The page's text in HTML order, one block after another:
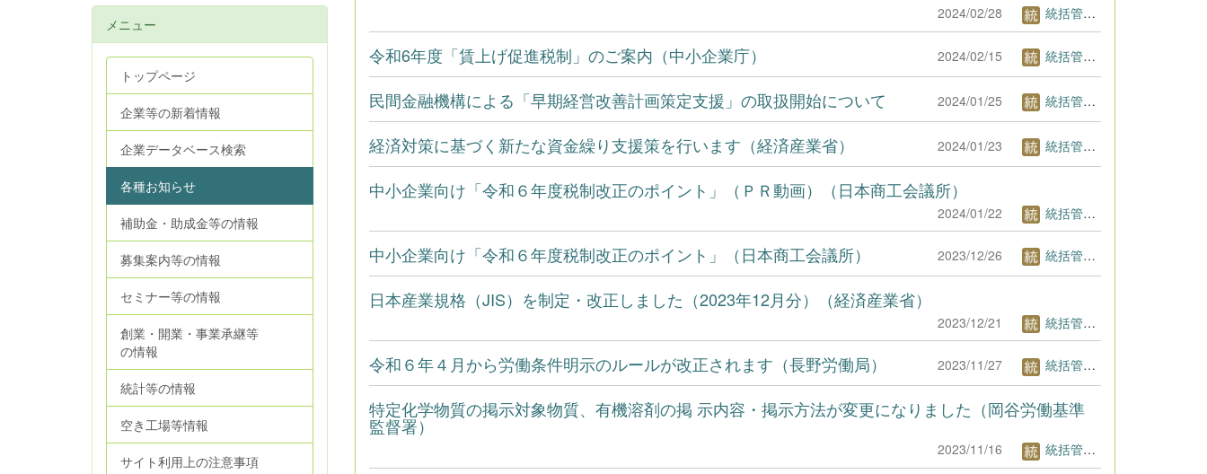
2024/02/28 統括管理者1
令和6年度「賃上げ促進税制」のご案内（中小企業庁） 2024/02/15 統括管理者1
民間金融機構による「早期経営改善計画策定支援」の取扱開始について 2024/01/25 統括管理者1
経済対策に基づく新たな資金繰り支援策を行います（経済産業省） 2024/01/23 統括管理者1
中小企業向け「令和６年度税制改正のポイント」（ＰＲ動画）（日本商工会議所）
2024/01/22 統括管理者1
中小企業向け「令和６年度税制改正のポイント」（日本商工会議所） 2023/12/26 統括管理者1
日本産業規格（JIS）を制定・改正しました（2023年12月分）（経済産業省）
2023/12/21 統括管理者1
令和６年４月から労働条件明示のルールが改正されます（長野労働局） 2023/11/27 統括管理者1
特定化学物質の掲示対象物質、有機溶剤の掲 ⽰内容・掲⽰⽅法が変更になりました（岡谷労働基準
監督署）
2023/11/16 統括管理者1
メニュー
トップページ
企業等の新着情報
企業データベース検索
各種お知らせ
補助金・助成金等の情報
募集案内等の情報
セミナー等の情報
創業・開業・事業承継等
の情報
統計等の情報
空き工場等情報
サイト利用上の注意事項